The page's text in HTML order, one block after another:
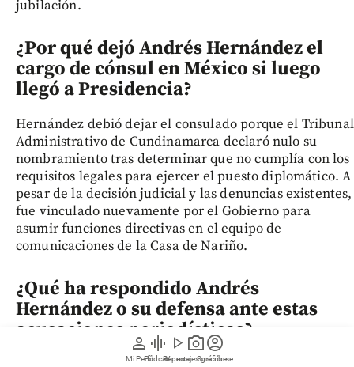
person
Mi Perfil
graphic_eq
Pódcast
play_arrow
Videos
photo_camera
Reportajes gráficos
account_circle
Suscríbete
jubilación.
¿Por qué dejó Andrés Hernández el
cargo de cónsul en México si luego
llegó a Presidencia?
Hernández debió dejar el consulado porque el Tribunal
Administrativo de Cundinamarca declaró nulo su
nombramiento tras determinar que no cumplía con los
requisitos legales para ejercer el puesto diplomático. A
pesar de la decisión judicial y las denuncias existentes,
fue vinculado nuevamente por el Gobierno para
asumir funciones directivas en el equipo de
comunicaciones de la Casa de Nariño.
¿Qué ha respondido Andrés
Hernández o su defensa ante estas
acusaciones periodísticas?